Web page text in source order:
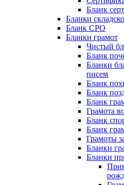
Бланк
Бланки
Бланк СРО
Бланки грамот
Чистый
Бланк
Бланки
писем
Бланк
Бланк
Бланк
Грамота
Бланк
Бланк
Грамоты
Бланки
Бланки